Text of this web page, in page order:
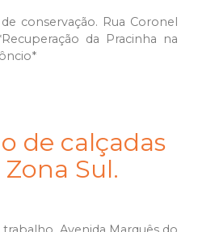
conservação. Rua Coronel
da Pracinha na
de calçadas
Sul.